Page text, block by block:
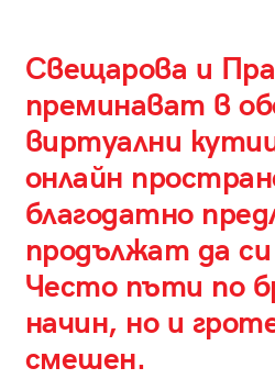
Свещарова и
преминават в
виртуални
онлайн
благодатно
продължат да
Често пъти по
начин, но и
смешен.